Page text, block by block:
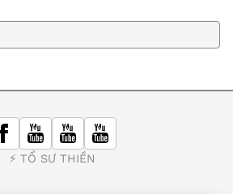
⚡️ TỔ SƯ THIỀN